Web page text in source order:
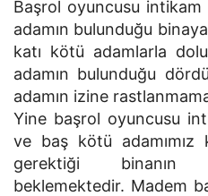
Başrol oyuncusu
adamın bulunduğu
katı kötü adamlarla
adamın bulunduğu
adamın izine
Yine başrol oyuncusu
ve baş kötü adamımız
gerektiği binanın
beklemektedir. Madem